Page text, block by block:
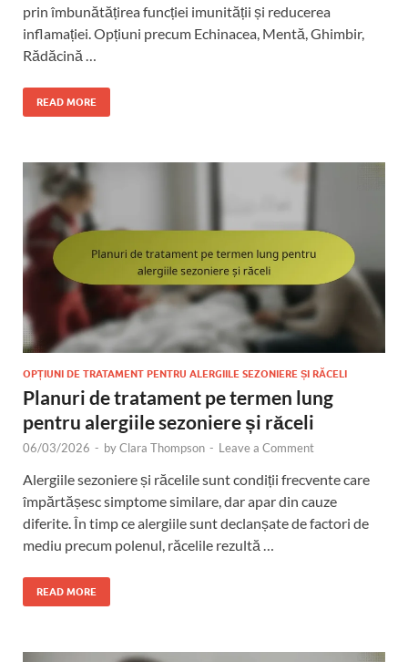
prin îmbunătățirea funcției imunității și reducerea
inflamației. Opțiuni precum Echinacea, Mentă, Ghimbir,
Rădăcină …
READ MORE
OPȚIUNI DE TRATAMENT PENTRU ALERGIILE SEZONIERE ȘI RĂCELI
Planuri de tratament pe termen lung
pentru alergiile sezoniere și răceli
06/03/2026 - byClara Thompson - Leave a Comment
Alergiile sezoniere și răcelile sunt condiții frecvente care
împărtășesc simptome similare, dar apar din cauze
diferite. În timp ce alergiile sunt declanșate de factori de
mediu precum polenul, răcelile rezultă …
READ MORE